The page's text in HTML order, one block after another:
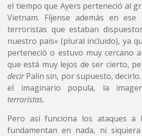
el tiempo que Ayers perteneció al
Vietnam. Fíjense además en ese
terroristas que estaban
nuestro país» (plural incluido), ya
perteneció o estuvo muy cercano
que está muy lejos de ser cierto,
decirPalin sin, por supuesto,
el imaginario popula, la
terroristas.
Pero así funciona los ataques a
fundamentan en nada, ni